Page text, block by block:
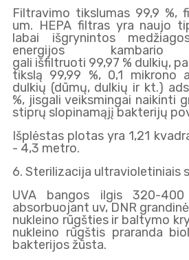
Filtravimo tikslumas 99,9 %,
um. HEPA filtras yra naujo
labai išgrynintos
energijos kambario
gali išfiltruoti 99,97 % dulkių,
tikslą 99,99 %, 0,1 mikrono
dulkių (dūmų, dulkių ir kt.)
%, jisgali veiksmingai naikinti
stiprų slopinamąjį bakterijų
Išplėstas plotas yra 1,21
- 4,3 metro.
6. Sterilizacija ultravioletiniais
UVA bangos ilgis 320-
absorbuojant uv, DNR
nukleino rūgšties ir baltymo
nukleino rūgštis praranda
bakterijos žūsta.